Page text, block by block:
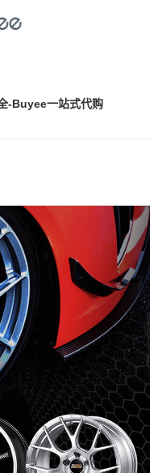
-Buyee一站式代购